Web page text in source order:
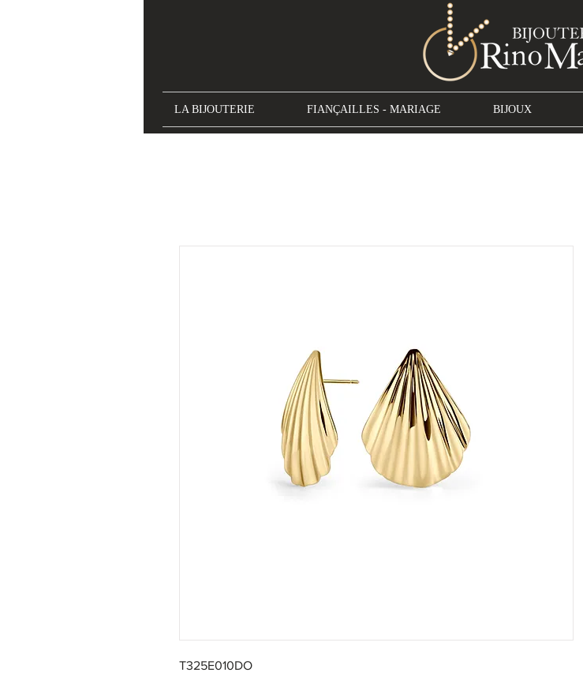
LA BIJOUTERIE FIANÇAILLES - MARIAGE BIJOUX
T325E010DO